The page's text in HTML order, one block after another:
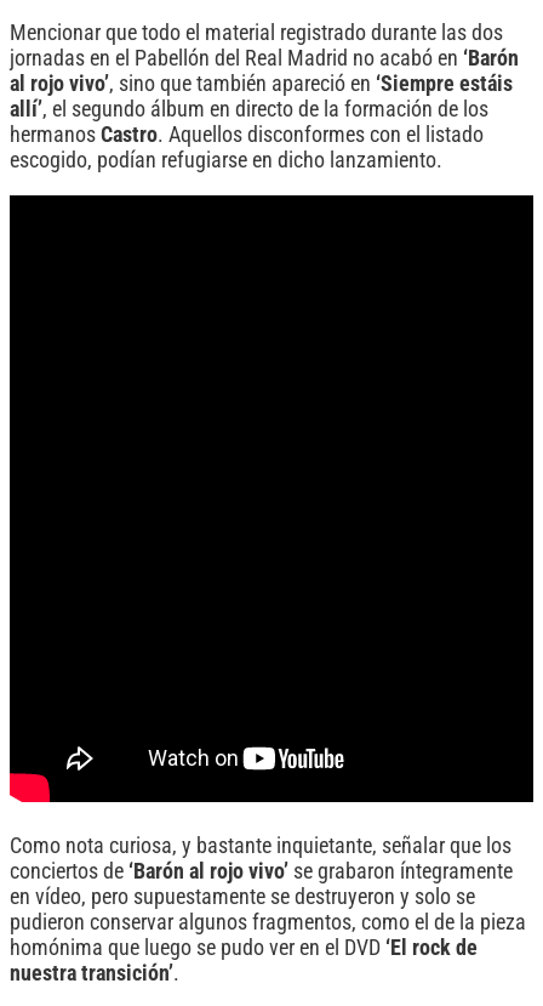
Mencionar que todo el material registrado durante las dos
jornadas en el Pabellón del Real Madrid no acabó en ‘Barón
al rojo vivo’, sino que también apareció en ‘Siempre estáis
allí’, el segundo álbum en directo de la formación de los
hermanos Castro. Aquellos disconformes con el listado
escogido, podían refugiarse en dicho lanzamiento.
Como nota curiosa, y bastante inquietante, señalar que los
conciertos de ‘Barón al rojo vivo’ se grabaron íntegramente
en vídeo, pero supuestamente se destruyeron y solo se
pudieron conservar algunos fragmentos, como el de la pieza
homónima que luego se pudo ver en el DVD ‘El rock de
nuestra transición’.